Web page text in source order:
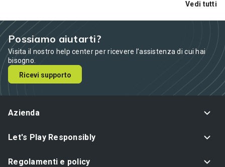
Vedi tutti
Possiamo aiutarti?
Visita il nostro help center per ricevere l’assistenza di cui hai
bisogno.
Ricevi supporto
Azienda
Let's Play Responsibly
Regolamenti e policy